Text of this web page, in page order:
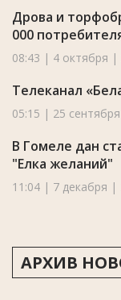
Дрова и
000
08:43 | 4 октября |
Телеканал
05:15 | 25
В Гомеле дан
"Елка желаний"
11:04 | 7 декабря |
АРХИВ